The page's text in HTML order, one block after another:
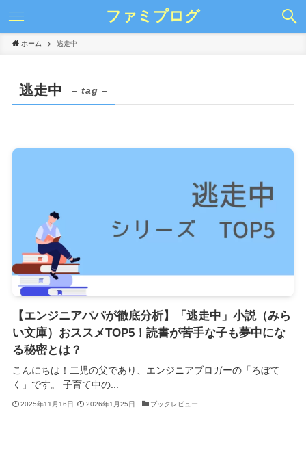
ファミプログ
ホーム 逃走中
逃走中 – tag –
【エンジニアパパが徹底分析】「逃走中」小説（みら
い文庫）おススメTOP5！読書が苦手な子も夢中にな
る秘密とは？
こんにちは！二児の父であり、エンジニアブロガーの「ろぼて
く」です。 子育て中の...
2025年11月16日 2026年1月25日 ブックレビュー